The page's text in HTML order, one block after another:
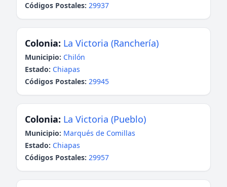
Códigos Postales: 29937
Colonia: La Victoria (Ranchería)
Municipio: Chilón
Estado: Chiapas
Códigos Postales: 29945
Colonia: La Victoria (Pueblo)
Municipio: Marqués de Comillas
Estado: Chiapas
Códigos Postales: 29957